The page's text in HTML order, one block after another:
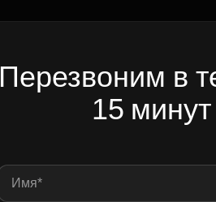
Перезвоним в
15 минут